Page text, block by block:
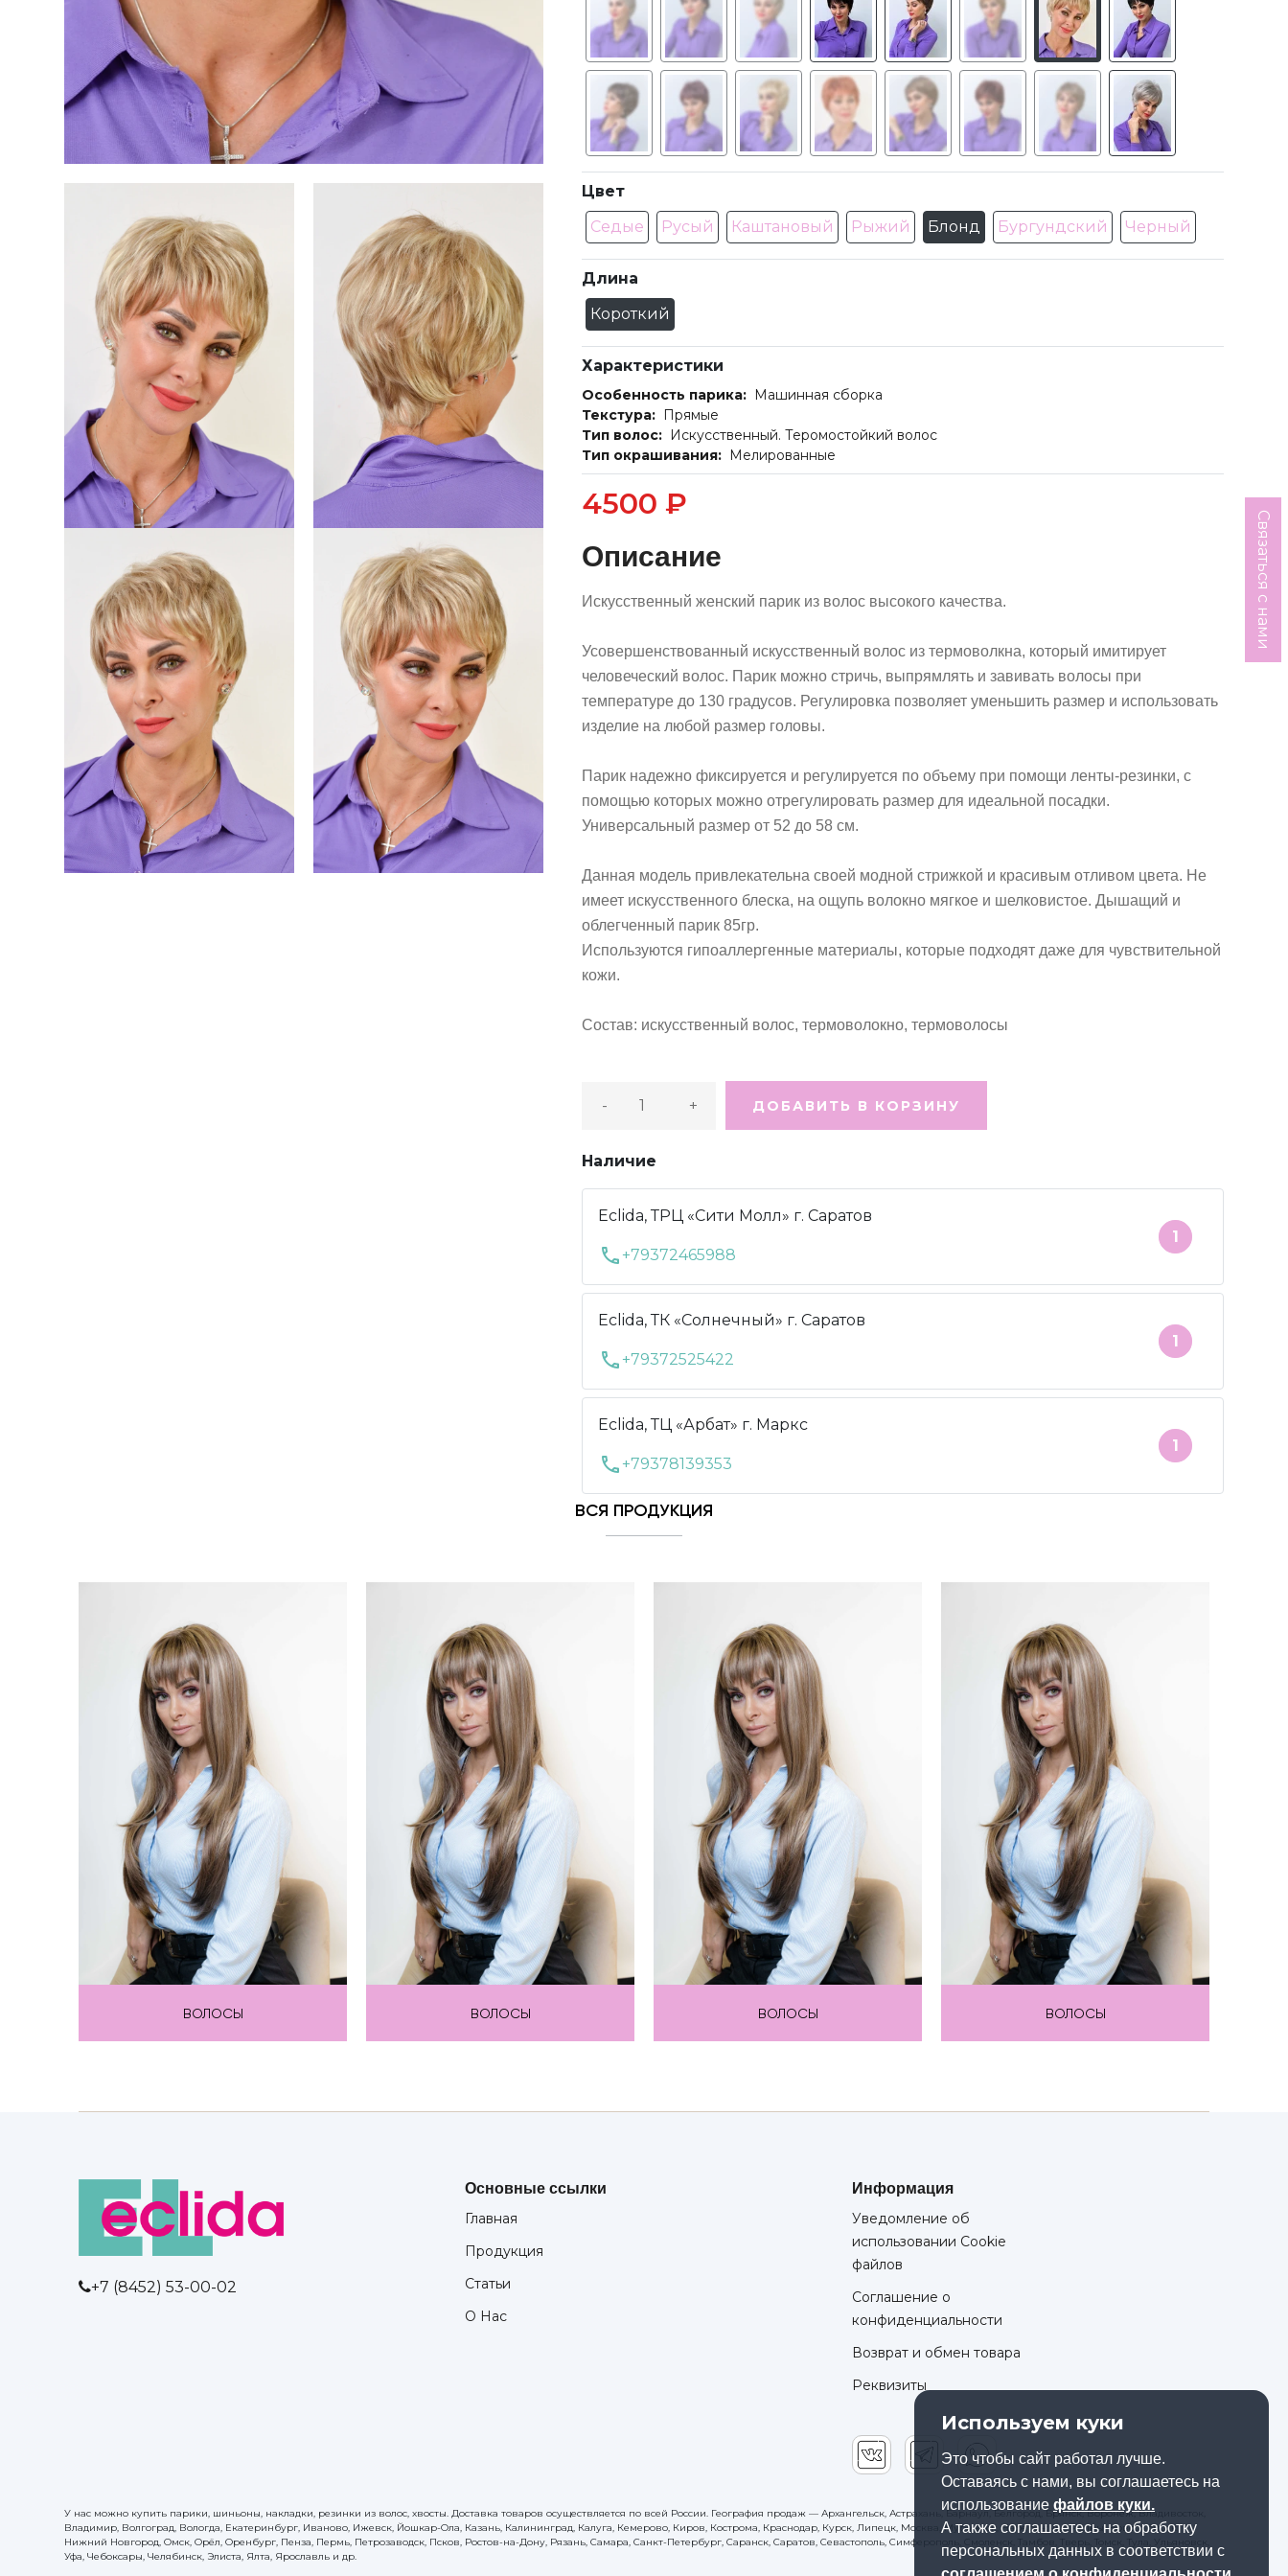
Используем куки
Это чтобы сайт работал лучше.
Оставаясь с нами, вы соглашаетесь на
использование файлов куки.
А также соглашаетесь на обработку
персональных данных в соответствии с
Цвет
Седые
Русый Каштановый Рыжий Блонд Бургундский Черный
Длина
Короткий
Характеристики
Особенность парика: Машинная сборка
Текстура: Прямые
Тип волос: Искусственный. Теромостойкий волос
Тип окрашивания: Мелированные
4500 ₽
Описание
Искусственный женский парик из волос высокого качества.
Усовершенствованный искусственный волос из термоволкна, который имитирует
человеческий волос. Парик можно стричь, выпрямлять и завивать волосы при
температуре до 130 градусов. Регулировка позволяет уменьшить размер и использовать
изделие на любой размер головы.
Парик надежно фиксируется и регулируется по объему при помощи ленты-резинки, с
помощью которых можно отрегулировать размер для идеальной посадки.
Универсальный размер от 52 до 58 см.
Данная модель привлекательна своей модной стрижкой и красивым отливом цвета. Не
имеет искусственного блеска, на ощупь волокно мягкое и шелковистое. Дышащий и
облегченный парик 85гр.
Используются гипоаллергенные материалы, которые подходят даже для чувствительной
кожи.
Состав: искусственный волос, термоволокно, термоволосы
- + ДОБАВИТЬ В КОРЗИНУ
Наличие
Eclida, ТРЦ «Сити Молл» г. Саратов
call +79372465988
1
Eclida, ТК «Солнечный» г. Саратов
call +79372525422
1
Eclida, ТЦ «Арбат» г. Маркс
call +79378139353
1
ВСЯ ПРОДУКЦИЯ
ВОЛОСЫ ВОЛОСЫ ВОЛОСЫ ВОЛОСЫ
Связаться с нами
+7 (8452) 53-00-02
Основные ссылки
Главная
Продукция
Статьи
О Нас
Информация
Уведомление об
использовании Cookie
файлов
Соглашение о
конфиденциальности
Возврат и обмен товара
Реквизиты
У нас можно купить парики, шиньоны, накладки, резинки из волос, хвосты. Доставка товаров осуществляется по всей России. География продаж — Архангельск, Астрахань, Барнаул, Белгород, Брянск, Воронеж, Владивосток,
Владимир, Волгоград, Вологда, Екатеринбург, Иваново, Ижевск, Йошкар-Ола, Казань, Калининград, Калуга, Кемерово, Киров, Кострома, Краснодар, Курск, Липецк, Москва, Мурманск, Набережные Челны, Новосибирск,
Нижний Новгород, Омск, Орёл, Оренбург, Пенза, Пермь, Петрозаводск, Псков, Ростов-на-Дону, Рязань, Самара, Санкт-Петербург, Саранск, Саратов, Севастополь, Симферополь, Смоленск, Тамбов, Тверь, Томск, Тула, Ульяновск,
Уфа, Чебоксары, Челябинск, Элиста, Ялта, Ярославль и др.